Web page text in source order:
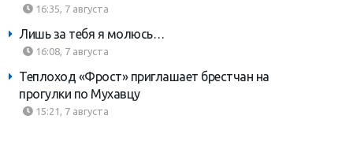
16:35, 7 августа
Лишь за тебя я молюсь…
16:08, 7 августа
Теплоход «Фрост» приглашает брестчан на
прогулки по Мухавцу
15:21, 7 августа